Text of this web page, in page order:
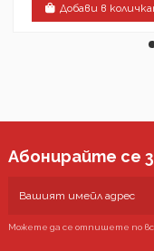
Добави в
Абонирайте се
Можете да се отпишете по